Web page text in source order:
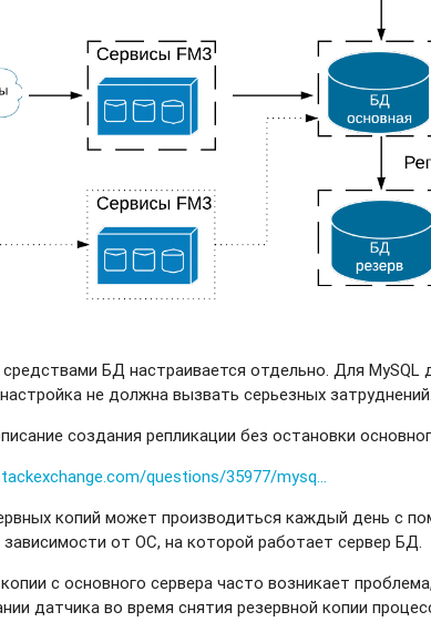
средствами БД настраивается отдельно. Для
не должна вызвать серьезных затруднений.
создания репликации без остановки
questions/35977/mysq...
копий может производиться каждый день с
зависимости от ОС, на которой работает сервер БД.
с основного сервера часто возникает
датчика во время снятия резервной копии